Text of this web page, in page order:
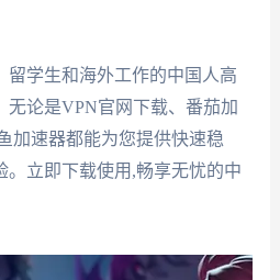
留学生和海外工作的中国人高
无论是VPN官网下载、番茄加
加速器都能为您提供快速稳
。立即下载使用,畅享无忧的中